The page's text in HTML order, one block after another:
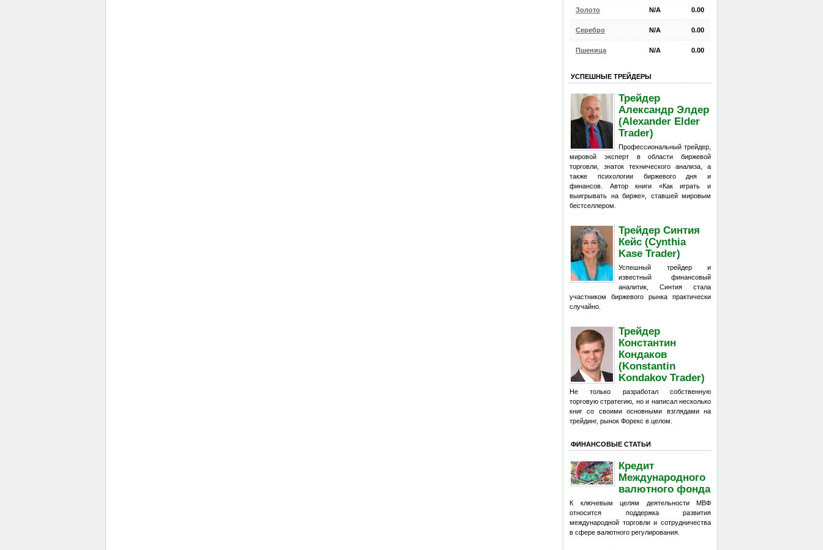
Золото N/A 0.00
Серебро N/A 0.00
Пшеница N/A 0.00
УСПЕШНЫЕ ТРЕЙДЕРЫ
Трейдер
Александр Элдер
(Alexander Elder
Trader)
Профессиональный трейдер,
мировой эксперт в области биржевой
торговли, знаток технического анализа, а
также психологии биржевого дня и
финансов. Автор книги «Как играть и
выигрывать на бирже», ставшей мировым
бестселлером.
Трейдер Синтия
Кейс (Cynthia
Kase Trader)
Успешный трейдер и
известный финансовый
аналитик, Синтия стала
участником биржевого рынка практически
случайно.
Трейдер
Константин
Кондаков
(Konstantin
Kondakov Trader)
Не только разработал собственную
торговую стратегию, но и написал несколько
книг со своими основными взглядами на
трейдинг, рынок Форекс в целом.
ФИНАНСОВЫЕ СТАТЬИ
Кредит
Международного
валютного фонда
К ключевым целям деятельности МВФ
относится поддержка развития
международной торговли и сотрудничества
в сфере валютного регулирования.